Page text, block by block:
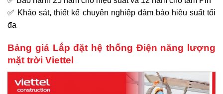
✅ Khảo sát, thiết kế chuyên nghiệp đảm bảo hiệu suất tối
đa
Bảng giá Lắp đặt hệ thống Điện năng lượng
mặt trời Viettel